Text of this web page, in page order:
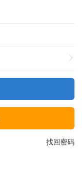
找回密码